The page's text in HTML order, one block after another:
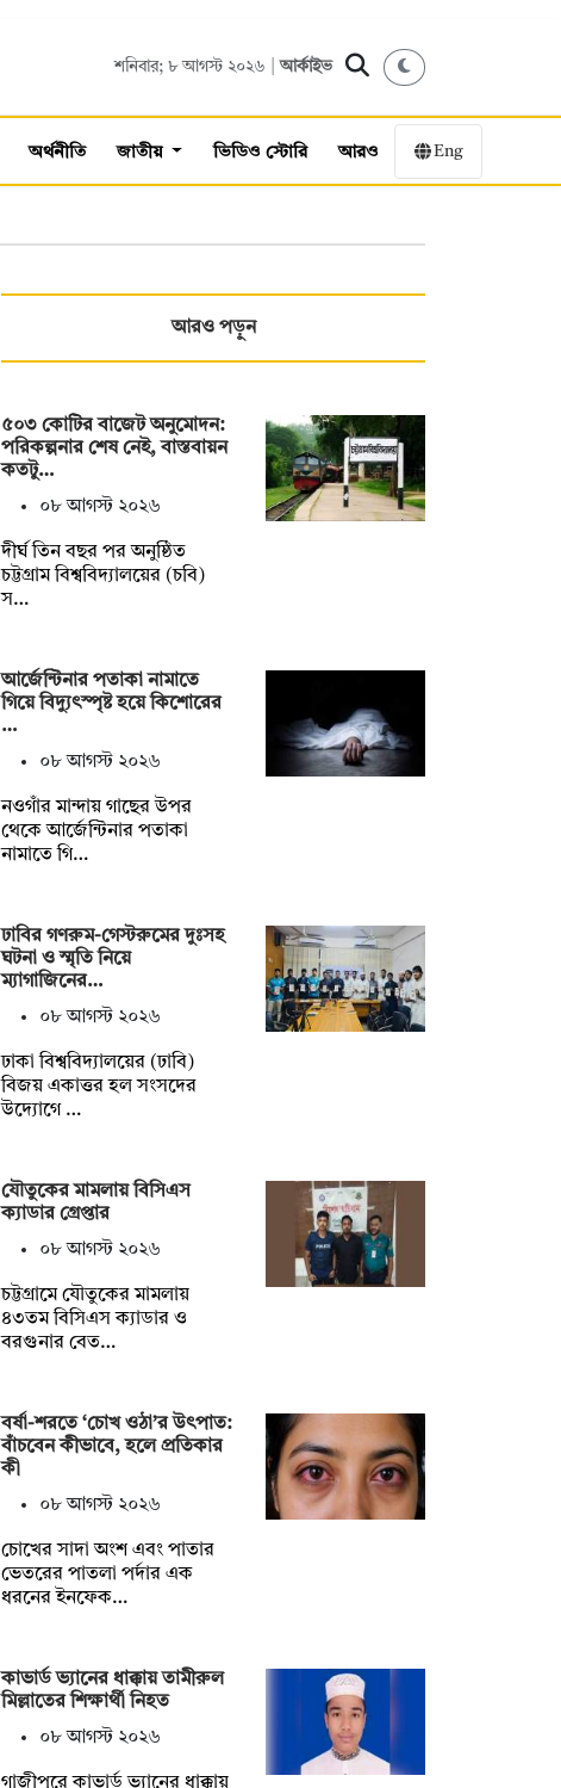
শনিবার; ৮ আগস্ট ২০২৬ |আর্কাইভ
অর্থনীতি জাতীয় ভিডিও স্টোরি আরও Eng
আরও পড়ুন
৫০৩ কোটির বাজেট অনুমোদন:
পরিকল্পনার শেষ নেই, বাস্তবায়ন
কতটু…
০৮ আগস্ট ২০২৬
দীর্ঘ তিন বছর পর অনুষ্ঠিত
চট্টগ্রাম বিশ্ববিদ্যালয়ের (চবি)
স…
আর্জেন্টিনার পতাকা নামাতে
গিয়ে বিদ্যুৎস্পৃষ্ট হয়ে কিশোরের
…
০৮ আগস্ট ২০২৬
নওগাঁর মান্দায় গাছের উপর
থেকে আর্জেন্টিনার পতাকা
নামাতে গি…
ঢাবির গণরুম-গেস্টরুমের দুঃসহ
ঘটনা ও স্মৃতি নিয়ে
ম্যাগাজিনের…
০৮ আগস্ট ২০২৬
ঢাকা বিশ্ববিদ্যালয়ের (ঢাবি)
বিজয় একাত্তর হল সংসদের
উদ্যোগে …
যৌতুকের মামলায় বিসিএস
ক্যাডার গ্রেপ্তার
০৮ আগস্ট ২০২৬
চট্টগ্রামে যৌতুকের মামলায়
৪৩তম বিসিএস ক্যাডার ও
বরগুনার বেত…
বর্ষা-শরতে ‘চোখ ওঠা’র উৎপাত:
বাঁচবেন কীভাবে, হলে প্রতিকার
কী
০৮ আগস্ট ২০২৬
চোখের সাদা অংশ এবং পাতার
ভেতরের পাতলা পর্দার এক
ধরনের ইনফেক…
কাভার্ড ভ্যানের ধাক্কায় তামীরুল
মিল্লাতের শিক্ষার্থী নিহত
০৮ আগস্ট ২০২৬
গাজীপুরে কাভার্ড ভ্যানের ধাক্কায়